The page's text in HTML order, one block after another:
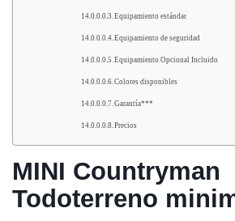
Equipamiento estándar
Equipamiento de seguridad
Equipamiento Opcional Incluido
Colores disponibles
Garantía***
Precios
MINI Countryman
Todoterreno